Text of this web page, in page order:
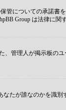
についての承諾
Group は法律に関
管理人が掲示板の
なたが誰なのかを識